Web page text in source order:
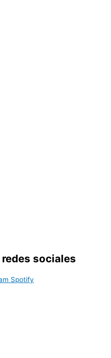
sociales
Spotify